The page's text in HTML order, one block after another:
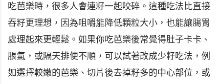
吃芭樂時，很多人會連籽一起咬碎。這種吃法比直接
吞籽更理想，因為咀嚼能降低顆粒大小，也能讓腸胃
處理起來更輕鬆。如果你吃芭樂後常覺得肚子卡卡、
脹氣，或隔天排便不順，可以試著改成少籽吃法，例
如選擇較嫩的芭樂、切片後去掉籽多的中心部位，或